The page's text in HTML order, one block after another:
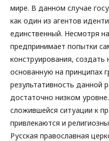
мире. В данном случае
как один из агентов
единственный. Несмотря
предпринимает попытки
конструирования,
основанную на принципах
результативность данной
достаточно низком
сложившейся ситуации к
привлекаются и
Русская православная